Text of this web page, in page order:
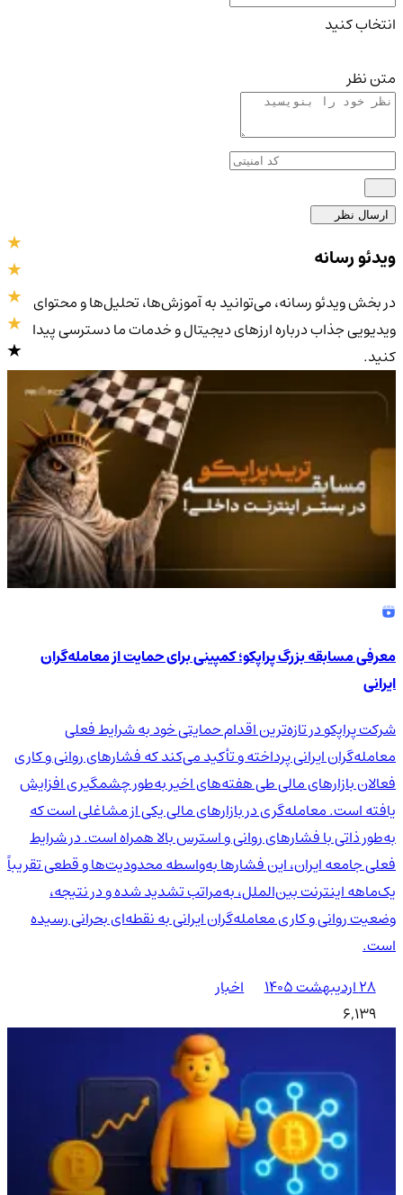
انتخاب کنید
متن نظر
ارسال نظر
4.9/5
ویدئو رسانه
در بخش ویدئو رسانه، می‌توانید به آموزش‌ها، تحلیل‌ها و محتوای
ویدیویی جذاب درباره ارزهای دیجیتال و خدمات ما دسترسی پیدا
کنید.
معرفی مسابقه بزرگ پراپکو؛ کمپینی برای حمایت از معامله‌گران
ایرانی
شرکت پراپکو در تازه‌ترین اقدام حمایتی خود به شرایط فعلی
معامله‌گران ایرانی پرداخته و تأکید می‌کند که فشارهای روانی و کاری
فعالان بازارهای مالی طی هفته‌های اخیر به‌طور چشمگیری افزایش
یافته است. معامله‌گری در بازارهای مالی یکی از مشاغلی است که
به‌طور ذاتی با فشارهای روانی و استرس بالا همراه است. در شرایط
فعلی جامعه ایران، این فشارها به‌واسطه محدودیت‌ها و قطعی تقریباً
یک‌ماهه اینترنت بین‌الملل، به‌مراتب تشدید شده و در نتیجه،
وضعیت روانی و کاری معامله‌گران ایرانی به نقطه‌ای بحرانی رسیده
است.
۲۸ اردیبهشت ۱۴۰۵
اخبار
6,139